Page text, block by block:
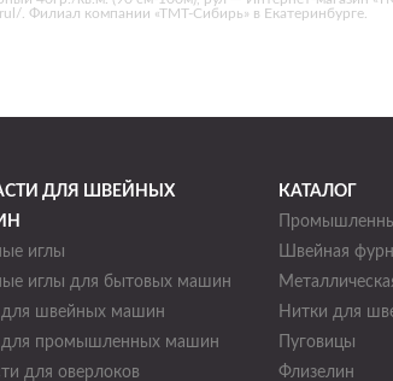
. Филиал компании «ТМТ-Сибирь» в Екатеринбурге.
ДЛЯ ШВЕЙНЫХ
иглы
иглы для бытовых машин
швейных машин
для промышленных машин
для оверлоков
КАТАЛОГ
Швейная
Нитки для
Пуговицы
Флизелин